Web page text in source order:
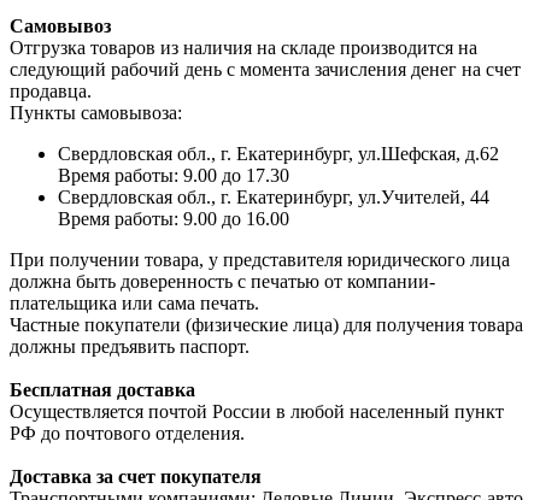
Самовывоз
Отгрузка товаров из наличия на складе производится на
следующий рабочий день с момента зачисления денег на счет
продавца.
Пункты самовывоза:
Свердловская обл., г. Екатеринбург, ул.Шефская, д.62
Время работы: 9.00 до 17.30
Свердловская обл., г. Екатеринбург, ул.Учителей, 44
Время работы: 9.00 до 16.00
При получении товара, у представителя юридического лица
должна быть доверенность с печатью от компании-
плательщика или сама печать.
Частные покупатели (физические лица) для получения товара
должны предъявить паспорт.
Бесплатная доставка
Осуществляется почтой России в любой населенный пункт
РФ до почтового отделения.
Доставка за счет покупателя